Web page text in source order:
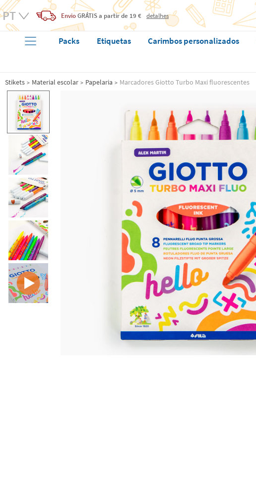
EnvioGRÁTISa partir de 19 € detalhes
Packs Etiquetas Carimbos personalizados
Stikets Material escolar Papelaria Marcadores Giotto Turbo Maxi fluorescentes